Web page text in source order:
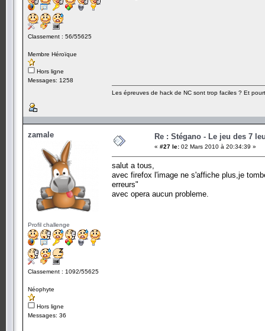
Classement : 56/55625
Membre Héroïque
Hors ligne
Messages: 1258
Les épreuves de hack de NC sont trop faciles ? Et
zamale
Profil challenge
Classement : 1092/55625
Néophyte
Hors ligne
Messages: 36
Re : Stégano - Le jeu des 7
« #27 le: 02 Mars 2010 à 20:34:39 »
salut a tous,
avec firefox l'image ne s'affiche plus,je
erreurs"
avec opera aucun probleme.